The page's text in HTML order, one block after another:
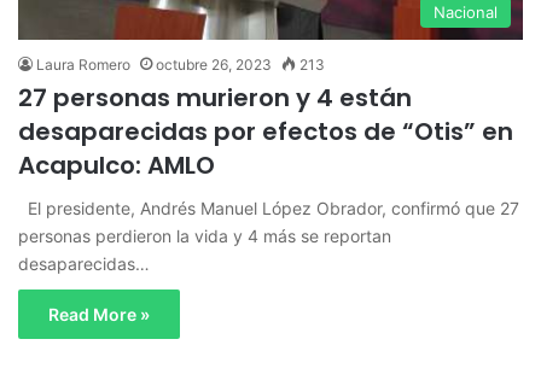
Nacional
Laura Romero octubre 26, 2023 213
27 personas murieron y 4 están
desaparecidas por efectos de “Otis” en
Acapulco: AMLO
El presidente, Andrés Manuel López Obrador, confirmó que 27
personas perdieron la vida y 4 más se reportan
desaparecidas…
Read More »